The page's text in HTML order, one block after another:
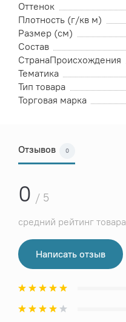
Оттенок
Плотность (г/кв м)
Размер (см)
Состав
СтранаПроисхождения
Тематика
Тип товара
Торговая марка
Отзывов 0
0 / 5
средний рейтинг товара
Написать отзыв